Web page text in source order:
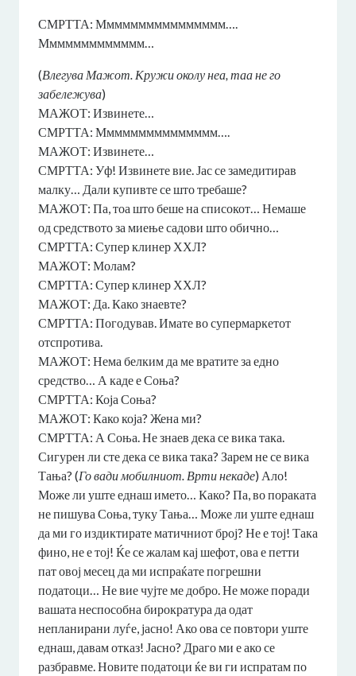
СМРТТА: Мммммммммммммммм….
Ммммммммммммм…
(Влегува Мажот. Кружи околу неа, таа не го
забележува)
МАЖОТ: Извинете…
СМРТТА: Ммммммммммммммм….
МАЖОТ: Извинете…
СМРТТА: Уф! Извинете вие. Јас се замедитирав
малку… Дали купивте се што требаше?
МАЖОТ: Па, тоа што беше на списокот… Немаше
од средството за миење садови што обично…
СМРТТА: Супер клинер ХХЛ?
МАЖОТ: Молам?
СМРТТА: Супер клинер ХХЛ?
МАЖОТ: Да. Како знаевте?
СМРТТА: Погодував. Имате во супермаркетот
отспротива.
МАЖОТ: Нема белким да ме вратите за едно
средство… А каде е Соња?
СМРТТА: Која Соња?
МАЖОТ: Како која? Жена ми?
СМРТТА: А Соња. Не знаев дека се вика така.
Сигурен ли сте дека се вика така? Зарем не се вика
Тања? (Го вади мобилниот. Врти некаде) Ало!
Може ли уште еднаш името… Како? Па, во пораката
не пишува Соња, туку Тања… Може ли уште еднаш
да ми го издиктирате матичниот број? Не е тој! Така
фино, не е тој! Ќе се жалам кај шефот, ова е петти
пат овој месец да ми испраќате погрешни
податоци… Не вие чујте ме добро. Не може поради
вашата неспособна бирократура да одат
непланирани луѓе, јасно! Ако ова се повтори уште
еднаш, давам отказ! Јасно? Драго ми е ако се
разбравме. Новите податоци ќе ви ги испратам по